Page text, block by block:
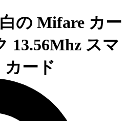
の Mifare カー
13.56Mhz スマ
カード